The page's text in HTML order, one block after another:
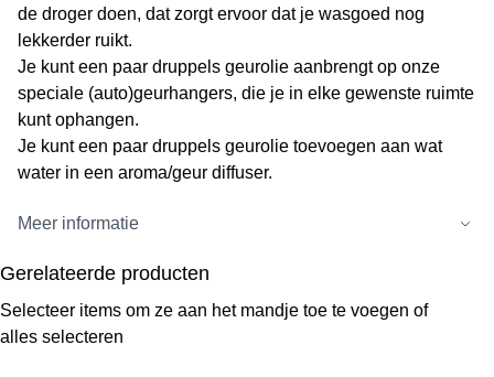
de droger doen, dat zorgt ervoor dat je wasgoed nog
lekkerder ruikt.
Je kunt een paar druppels geurolie aanbrengt op onze
speciale (auto)geurhangers, die je in elke gewenste ruimte
kunt ophangen.
Je kunt een paar druppels geurolie toevoegen aan wat
water in een aroma/geur diffuser.
Meer informatie
Gerelateerde producten
Selecteer items om ze aan het mandje toe te voegen of
alles selecteren